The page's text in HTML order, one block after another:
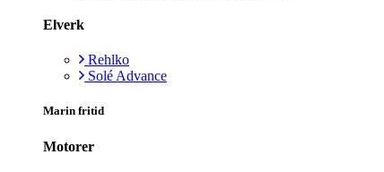
Elverk
Rehlko
Solé Advance
Marin fritid
Motorer